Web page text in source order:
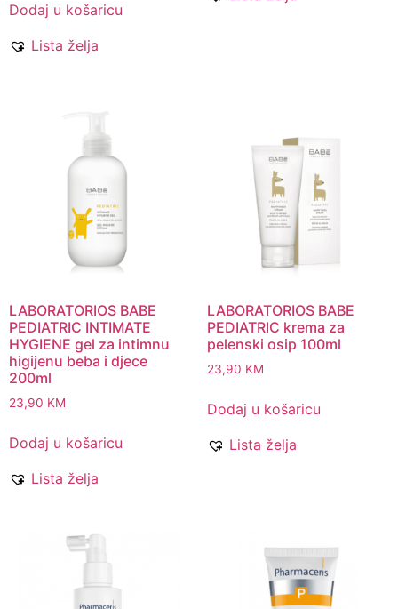
Dodaj u košaricu
Lista želja
LABORATORIOS BABE
PEDIATRIC INTIMATE
HYGIENE gel za intimnu
higijenu beba i djece
200ml
23,90 KM
Dodaj u košaricu
Lista želja
LABORATORIOS BABE
PEDIATRIC krema za
pelenski osip 100ml
23,90 KM
Dodaj u košaricu
Lista želja